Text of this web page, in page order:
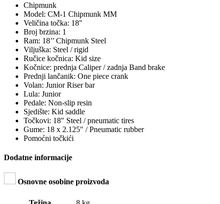
Chipmunk
Model: CM-1 Chipmunk MM
Veličina točka: 18″
Broj brzina: 1
Ram: 18’’ Chipmunk Steel
Viljuška: Steel / rigid
Ručice kočnica: Kid size
Kočnice: prednja Caliper / zadnja Band brake
Prednji lančanik: One piece crank
Volan: Junior Riser bar
Lula: Junior
Pedale: Non-slip resin
Sjedište: Kid saddle
Točkovi: 18″ Steel / pneumatic tires
Gume: 18 x 2.125″ / Pneumatic rubber
Pomoćni točkići
Dodatne informacije
Osnovne osobine proizvoda